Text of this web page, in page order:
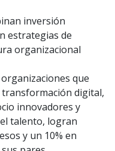
inversión
estrategias de
organizacional
que
digital,
innovadores y
talento, logran
y un 10% en